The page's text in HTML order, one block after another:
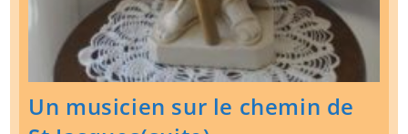
Un musicien sur le chemin de